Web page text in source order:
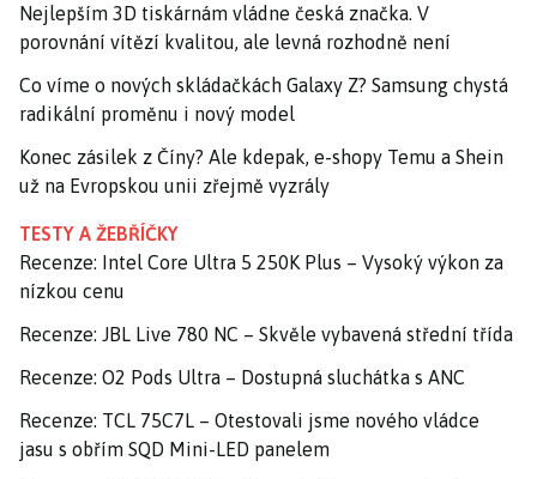
Nejlepším 3D tiskárnám vládne česká značka. V
porovnání vítězí kvalitou, ale levná rozhodně není
Co víme o nových skládačkách Galaxy Z? Samsung chystá
radikální proměnu i nový model
Konec zásilek z Číny? Ale kdepak, e-shopy Temu a Shein
už na Evropskou unii zřejmě vyzrály
TESTY A ŽEBŘÍČKY
Recenze: Intel Core Ultra 5 250K Plus – Vysoký výkon za
nízkou cenu
Recenze: JBL Live 780 NC – Skvěle vybavená střední třída
Recenze: O2 Pods Ultra – Dostupná sluchátka s ANC
Recenze: TCL 75C7L – Otestovali jsme nového vládce
jasu s obřím SQD Mini-LED panelem